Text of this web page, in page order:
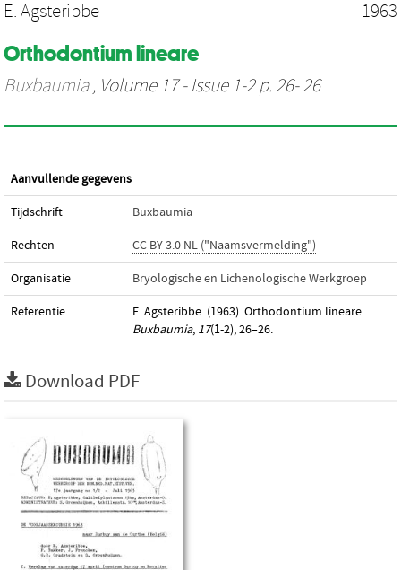
E. Agsteribbe 1963
Orthodontium lineare
Buxbaumia, Volume 17 - Issue 1-2 p. 26- 26
Aanvullende gegevens
Tijdschrift Buxbaumia
Rechten CC BY 3.0 NL ("Naamsvermelding")
Organisatie Bryologische en Lichenologische Werkgroep
Referentie
E. Agsteribbe. (1963). Orthodontium lineare.
Buxbaumia, 17(1-2), 26–26.
Download PDF